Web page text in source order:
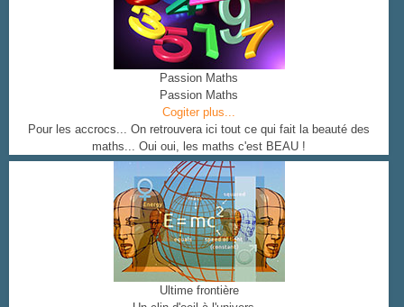
Passion Maths
Passion Maths
Cogiter plus...
Pour les accrocs... On retrouvera ici tout ce qui fait la beauté des
maths... Oui oui, les maths c'est BEAU !
Ultime frontière